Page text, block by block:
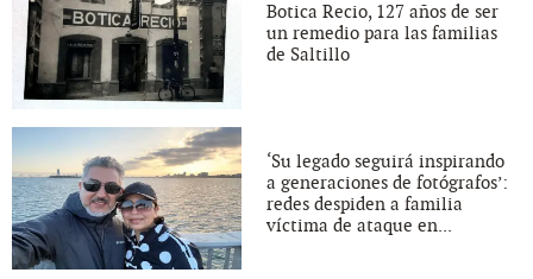
Botica Recio, 127 años de ser
un remedio para las familias
de Saltillo
‘Su legado seguirá inspirando
a generaciones de fotógrafos’:
redes despiden a familia
víctima de ataque en...